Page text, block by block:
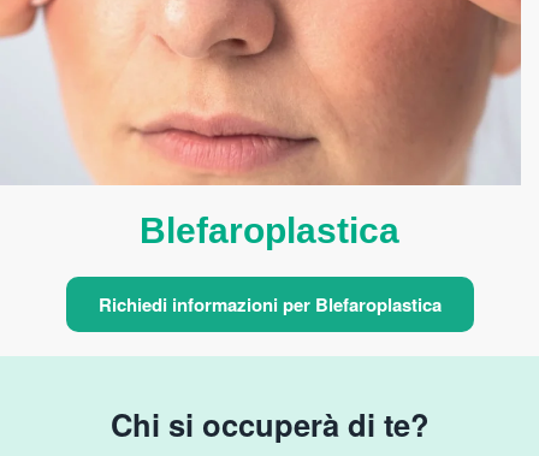
Blefaroplastica
Richiedi informazioni per Blefaroplastica
Chi si occuperà di te?